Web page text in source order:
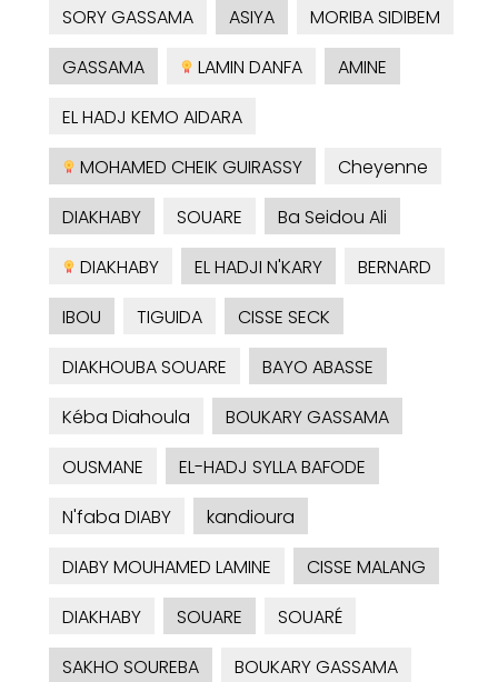
SORY GASSAMA ASIYA
MORIBA SIDIBEM
GASSAMA
LAMIN DANFA
AMINE
EL HADJ KEMO AIDARA
MOHAMED CHEIK GUIRASSY
Cheyenne
DIAKHABY
SOUARE
Ba Seidou Ali
DIAKHABY
EL HADJI N'KARY
BERNARD
IBOU
TIGUIDA
CISSE SECK
DIAKHOUBA SOUARE
BAYO ABASSE
Kéba Diahoula
BOUKARY GASSAMA
OUSMANE
EL-HADJ SYLLA BAFODE
N'faba DIABY
kandioura
DIABY MOUHAMED LAMINE
CISSE MALANG
DIAKHABY
SOUARE
SOUARÉ
SAKHO SOUREBA
BOUKARY GASSAMA